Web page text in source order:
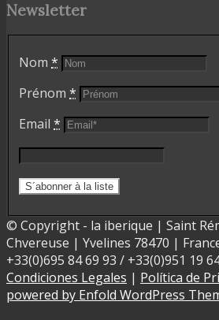
Newsletter
Nom *
Prénom *
Email *
© Copyright - la iberique | Saint
Chvereuse | Yvelines 78470 |
+33(0)695 84 69 93 / +33(0)951 19
Condiciones Legales | Política de
powered by Enfold WordPress